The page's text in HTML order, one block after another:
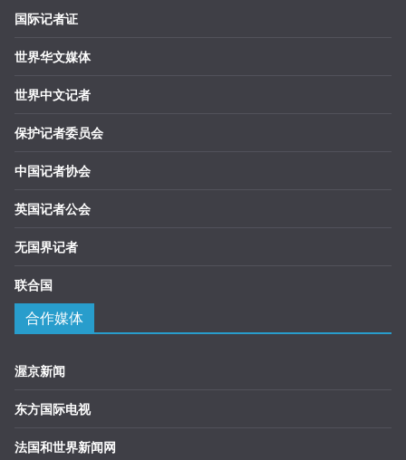
国际记者证
世界华文媒体
世界中文记者
保护记者委员会
中国记者协会
英国记者公会
无国界记者
联合国
合作媒体
渥京新闻
东方国际电视
法国和世界新闻网